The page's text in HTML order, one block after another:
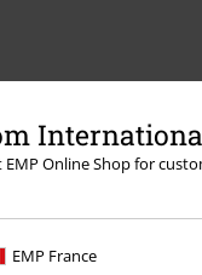
EMP Online Shop for
EMP France